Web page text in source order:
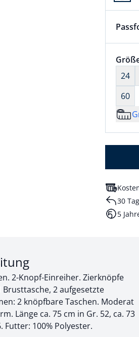
24
60
30
5
3:
2-Knopf-Einreiher. Zierknöpfe
Brusttasche, 2 aufgesetzte
2 knöpfbare Taschen. Moderat
Länge ca. 75 cm in Gr. 52, ca. 73
Futter: 100% Polyester.